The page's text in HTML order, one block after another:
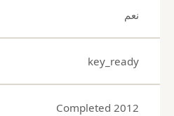
نعم
key_ready
Completed 2012